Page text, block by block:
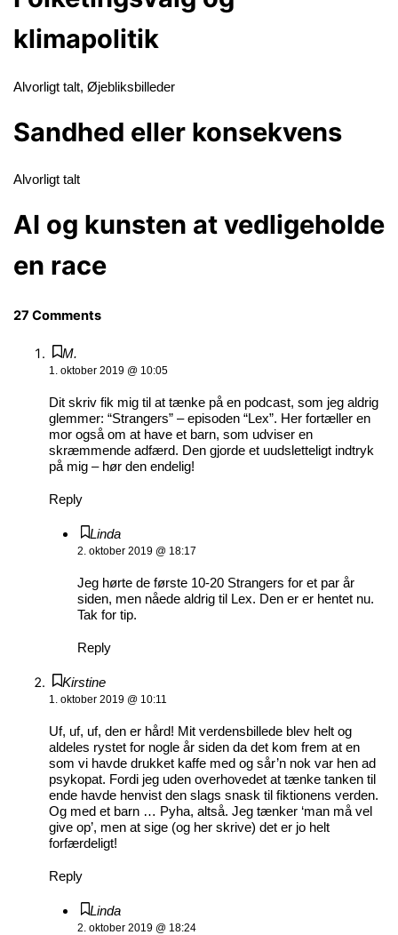
klimapolitik
Alvorligt talt, Øjebliksbilleder
Sandhed eller konsekvens
Alvorligt talt
AI og kunsten at vedligeholde
en race
27 Comments
M.
1. oktober 2019 @ 10:05
Dit skriv fik mig til at tænke på en podcast, som jeg aldrig
glemmer: “Strangers” – episoden “Lex”. Her fortæller en
mor også om at have et barn, som udviser en
skræmmende adfærd. Den gjorde et uudsletteligt indtryk
på mig – hør den endelig!
Reply
Linda
2. oktober 2019 @ 18:17
Jeg hørte de første 10-20 Strangers for et par år
siden, men nåede aldrig til Lex. Den er er hentet nu.
Tak for tip.
Reply
Kirstine
1. oktober 2019 @ 10:11
Uf, uf, uf, den er hård! Mit verdensbillede blev helt og
aldeles rystet for nogle år siden da det kom frem at en
som vi havde drukket kaffe med og sår’n nok var hen ad
psykopat. Fordi jeg uden overhovedet at tænke tanken til
ende havde henvist den slags snask til fiktionens verden.
Og med et barn … Pyha, altså. Jeg tænker ‘man må vel
give op’, men at sige (og her skrive) det er jo helt
forfærdeligt!
Reply
Linda
2. oktober 2019 @ 18:24